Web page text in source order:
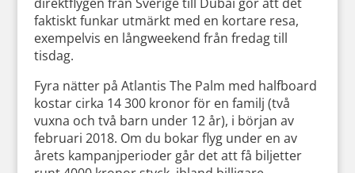
faktiskt funkar utmärkt med en kortare resa,
exempelvis en långweekend från fredag till
tisdag.
Fyra nätter på Atlantis The Palm med halfboard
kostar cirka 14 300 kronor för en familj (två
vuxna och två barn under 12 år), i början av
februari 2018. Om du bokar flyg under en av
årets kampanjperioder går det att få biljetter